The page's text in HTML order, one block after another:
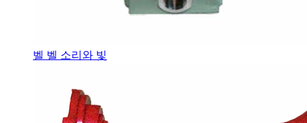
벨 벨 소리와 빛